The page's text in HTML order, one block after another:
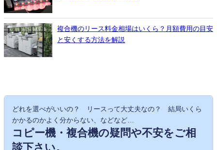
複合機のリース料金相場はいくら？月額費用の目安
と安くする方法を解説
どれを選べがいいの？ リースって大丈夫なの？ 結局いくら
かかるのかよく分からない、などなど…
コピー機・複合機の疑問や不安をご相
談下さい。